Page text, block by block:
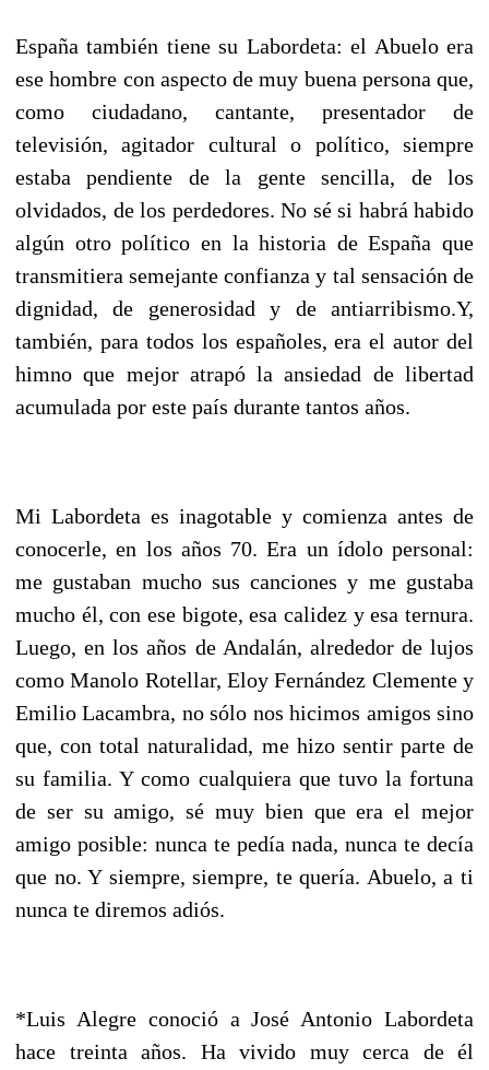
España también tiene su Labordeta: el Abuelo era
ese hombre con aspecto de muy buena persona que,
como ciudadano, cantante, presentador de
televisión, agitador cultural o político, siempre
estaba pendiente de la gente sencilla, de los
olvidados, de los perdedores. No sé si habrá habido
algún otro político en la historia de España que
transmitiera semejante confianza y tal sensación de
dignidad, de generosidad y de antiarribismo.Y,
también, para todos los españoles, era el autor del
himno que mejor atrapó la ansiedad de libertad
acumulada por este país durante tantos años.
Mi Labordeta es inagotable y comienza antes de
conocerle, en los años 70. Era un ídolo personal:
me gustaban mucho sus canciones y me gustaba
mucho él, con ese bigote, esa calidez y esa ternura.
Luego, en los años de Andalán, alrededor de lujos
como Manolo Rotellar, Eloy Fernández Clemente y
Emilio Lacambra, no sólo nos hicimos amigos sino
que, con total naturalidad, me hizo sentir parte de
su familia. Y como cualquiera que tuvo la fortuna
de ser su amigo, sé muy bien que era el mejor
amigo posible: nunca te pedía nada, nunca te decía
que no. Y siempre, siempre, te quería. Abuelo, a ti
nunca te diremos adiós.
*Luis Alegre conoció a José Antonio Labordeta
hace treinta años. Ha vivido muy cerca de él